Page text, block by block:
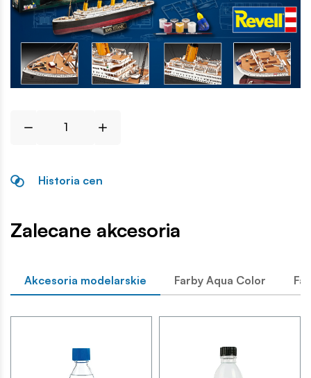
Historia cen
Zalecane akcesoria
Akcesoria modelarskie Farby Aqua Color